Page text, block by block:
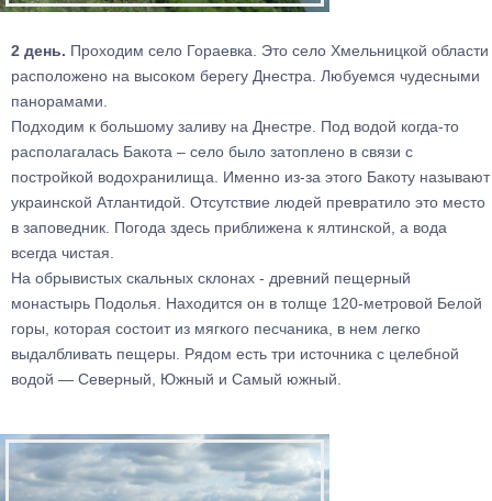
2 день. Проходим село Гораевка. Это село Хмельницкой области
расположено на высоком берегу Днестра. Любуемся чудесными
панорамами.
Подходим к большому заливу на Днестре. Под водой когда-то
располагалась Бакота – село было затоплено в связи с
постройкой водохранилища. Именно из-за этого Бакоту называют
украинской Атлантидой. Отсутствие людей превратило это место
в заповедник. Погода здесь приближена к ялтинской, а вода
всегда чистая.
На обрывистых скальных склонах - древний пещерный
монастырь Подолья. Находится он в толще 120-метровой Белой
горы, которая состоит из мягкого песчаника, в нем легко
выдалбливать пещеры. Рядом есть три источника с целебной
водой — Северный, Южный и Самый южный.